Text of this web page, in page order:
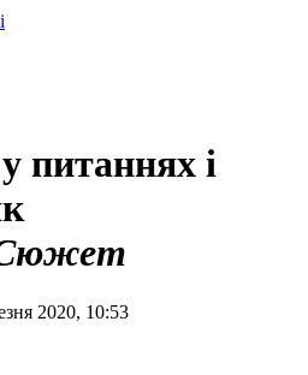
питаннях і
2020, 10:53